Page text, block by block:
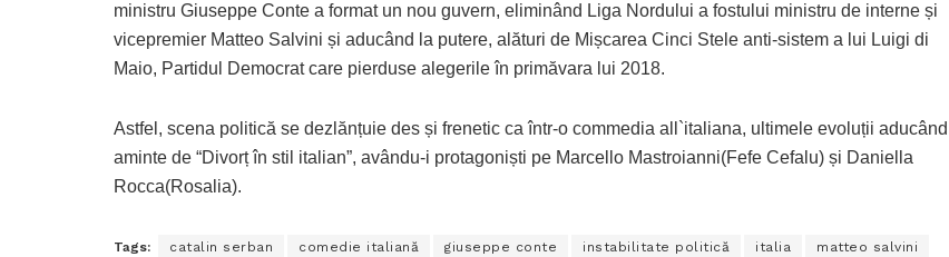
ministru Giuseppe Conte a format un nou guvern, eliminând Liga Nordului a fostului ministru de interne și
vicepremier Matteo Salvini și aducând la putere, alături de Mișcarea Cinci Stele anti-sistem a lui Luigi di
Maio, Partidul Democrat care pierduse alegerile în primăvara lui 2018.
Astfel, scena politică se dezlănțuie des și frenetic caîntr-o commedia all`italiana, ultimele evoluții aducând
aminte de “Divorț în stil italian”, avându-i protagoniști pe Marcello Mastroianni(Fefe Cefalu) și Daniella
Rocca(Rosalia).
Tags: catalin serban comedie italiană giuseppe conte instabilitate politică italia matteo salvini